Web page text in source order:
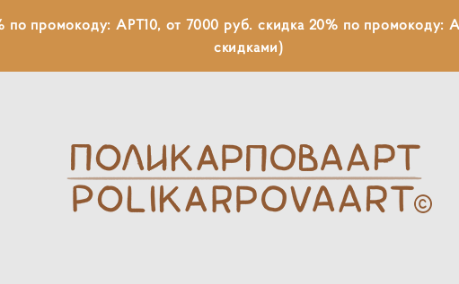
по промокоду: АРТ10, от 7000 руб. скидка 20% по промокоду:
скидками)